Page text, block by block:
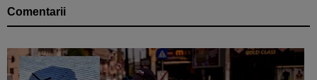
Comentarii